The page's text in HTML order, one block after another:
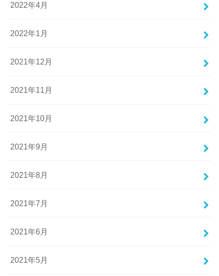
2022年4月
2022年1月
2021年12月
2021年11月
2021年10月
2021年9月
2021年8月
2021年7月
2021年6月
2021年5月